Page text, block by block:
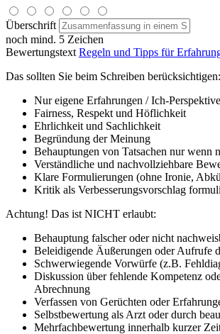
Überschrift
noch mind. 5 Zeichen
Bewertungstext Regeln und Tipps für
Das sollten Sie beim Schreiben berücksichtigen:
Nur eigene Erfahrungen / Ich-Perspektive
Fairness, Respekt und Höflichkeit
Ehrlichkeit und Sachlichkeit
Begründung der Meinung
Behauptungen von Tatsachen nur wenn
Verständliche und nachvollziehbare
Klare Formulierungen (ohne Ironie,
Kritik als Verbesserungsvorschlag
Achtung! Das ist NICHT erlaubt:
Behauptung falscher oder nicht
Beleidigende Äußerungen oder Aufrufe
Schwerwiegende Vorwürfe (z.B.
Diskussion über fehlende Kompetenz
Abrechnung
Verfassen von Gerüchten oder
Selbstbewertung als Arzt oder durch
Mehrfachbewertung innerhalb kurzer